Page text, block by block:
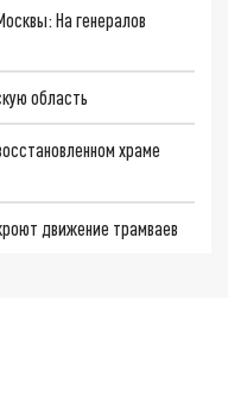
На генералов
область
храме
движение трамваев